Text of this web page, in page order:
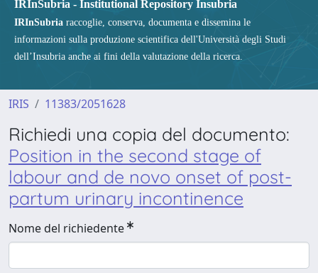
IRInSubria - Institutional Repository Insubria
IRInSubria raccoglie, conserva, documenta e dissemina le
informazioni sulla produzione scientifica dell'Università degli Studi
dell’Insubria anche ai fini della valutazione della ricerca.
IRIS 11383/2051628
Richiedi una copia del documento:
Position in the second stage of
labour and de novo onset of post-
partum urinary incontinence
Nome del richiedente